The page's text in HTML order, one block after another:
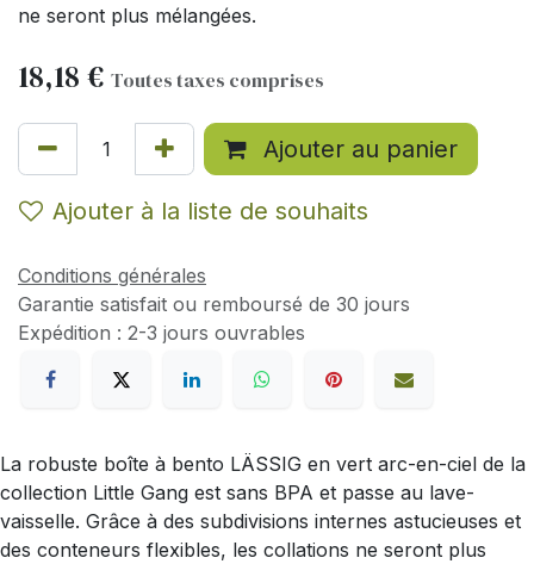
ne seront plus mélangées.
18,18 € Toutes taxes comprises
Ajouter au panier
Ajouter à la liste de souhaits
Conditions générales
Garantie satisfait ou remboursé de 30 jours
Expédition : 2-3 jours ouvrables
La robuste boîte à bento LÄSSIG en vert arc-en-ciel de la
collection Little Gang est sans BPA et passe au lave-
vaisselle. Grâce à des subdivisions internes astucieuses et
des conteneurs flexibles, les collations ne seront plus